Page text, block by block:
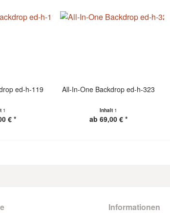
ed-h-119
1
€ *
All-In-One Backdrop ed-h-323
Inhalt 1
ab 69,00 € *
Informationen